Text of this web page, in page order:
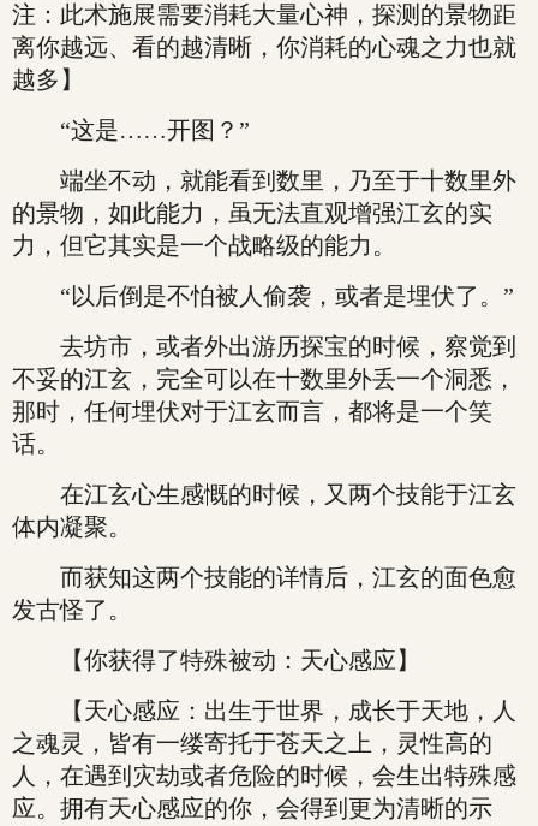
注：此术施展需要消耗大量心神，探测的景物距
离你越远、看的越清晰，你消耗的心魂之力也就
越多】
“这是……开图？”
端坐不动，就能看到数里，乃至于十数里外
的景物，如此能力，虽无法直观增强江玄的实
力，但它其实是一个战略级的能力。
“以后倒是不怕被人偷袭，或者是埋伏了。”
去坊市，或者外出游历探宝的时候，察觉到
不妥的江玄，完全可以在十数里外丢一个洞悉，
那时，任何埋伏对于江玄而言，都将是一个笑
话。
在江玄心生感慨的时候，又两个技能于江玄
体内凝聚。
而获知这两个技能的详情后，江玄的面色愈
发古怪了。
【你获得了特殊被动：天心感应】
【天心感应：出生于世界，成长于天地，人
之魂灵，皆有一缕寄托于苍天之上，灵性高的
人，在遇到灾劫或者危险的时候，会生出特殊感
应。拥有天心感应的你，会得到更为清晰的示